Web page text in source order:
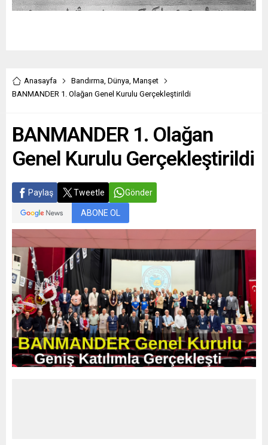
Anasayfa Bandırma, Dünya, Manşet
BANMANDER 1. Olağan Genel Kurulu Gerçekleştirildi
BANMANDER 1. Olağan
Genel Kurulu Gerçekleştirildi
Paylaş Tweetle Gönder
ABONE OL